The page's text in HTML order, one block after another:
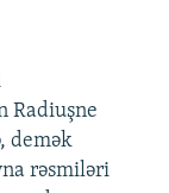
Radiuşne
demək
rəsmiləri